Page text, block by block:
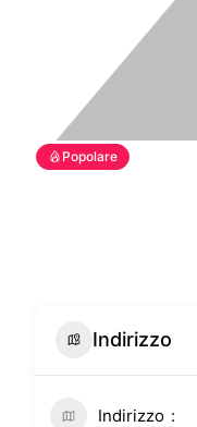
Popolare
Indirizzo
Indirizzo